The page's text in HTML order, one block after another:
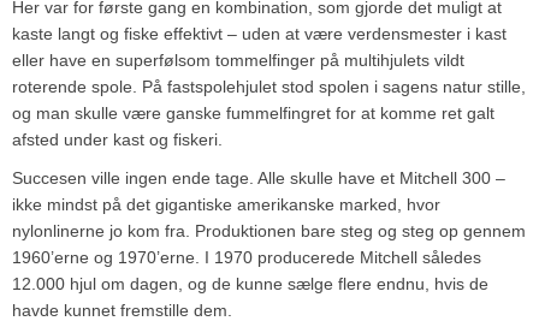
Her var for første gang en kombination, som gjorde det muligt at
kaste langt og fiske effektivt – uden at være verdensmester i kast
eller have en superfølsom tommelfinger på multihjulets vildt
roterende spole. På fastspolehjulet stod spolen i sagens natur stille,
og man skulle være ganske fummelfingret for at komme ret galt
afsted under kast og fiskeri.
Succesen ville ingen ende tage. Alle skulle have et Mitchell 300 –
ikke mindst på det gigantiske amerikanske marked, hvor
nylonlinerne jo kom fra. Produktionen bare steg og steg op gennem
1960’erne og 1970’erne. I 1970 producerede Mitchell således
12.000 hjul om dagen, og de kunne sælge flere endnu, hvis de
havde kunnet fremstille dem.